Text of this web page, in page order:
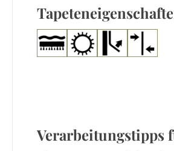
Verarbeitungstipps